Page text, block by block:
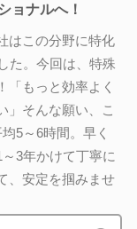
ョナルへ！
はこの分野に特化
た。今回は、特殊
「もっと効率よく
」そんな願い、こ
5～6時間。早く
3年かけて丁寧に
、安定を掴みませ